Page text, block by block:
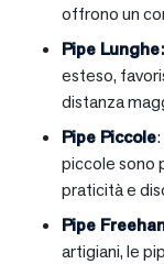
offrono un
Pipe Lunghe:
esteso,
distanza
Pipe Piccole
piccole sono
praticità e
Pipe
artigiani, le